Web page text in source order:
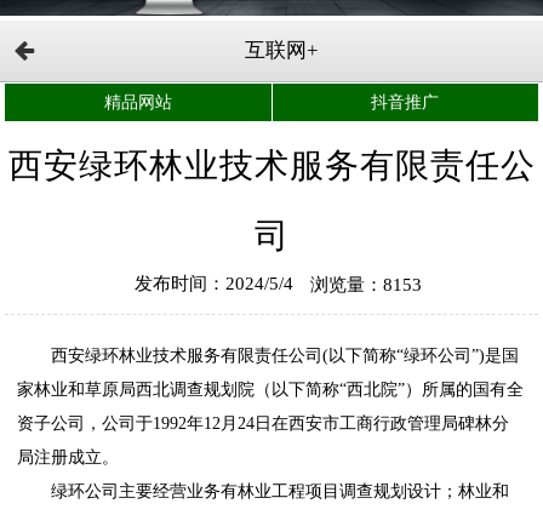
互联网+
精品网站 抖音推广
西安绿环林业技术服务有限责任公
司
发布时间：2024/5/4 浏览量：8153
西安绿环林业技术服务有限责任公司(以下简称“绿环公司”)是国
家林业和草原局西北调查规划院（以下简称“西北院”）所属的国有全
资子公司，公司于1992年12月24日在西安市工商行政管理局碑林分
局注册成立。
绿环公司 主要经营业务有林业工程项目调查规划设计；林业和